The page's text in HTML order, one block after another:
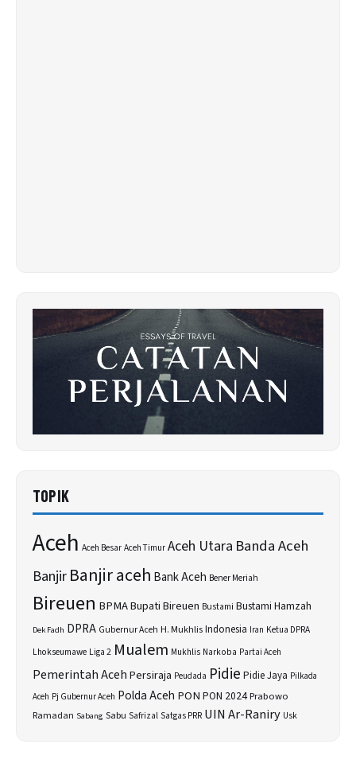
TOPIK
Aceh Aceh Besar Aceh Timur Aceh Utara Banda Aceh
BanjirBanjir aceh Bank Aceh Bener Meriah
Bireuen BPMABupati Bireuen Bustami Bustami Hamzah
Dek Fadh DPRA Gubernur Aceh H. MukhlisIndonesia Iran Ketua DPRA
Lhokseumawe Liga 2 Mualem Mukhlis Narkoba Partai Aceh
Pemerintah AcehPersiraja Peudada Pidie Pidie Jaya Pilkada
Aceh Pj Gubernur Aceh Polda Aceh PON PON 2024Prabowo
Ramadan Sabang Sabu SafrizalSatgas PRR UIN Ar-Raniry Usk